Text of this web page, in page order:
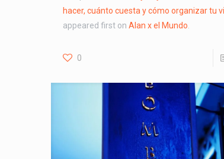
hacer, cuánto cuesta y cómo organizar tu
appeared first on Alan x el Mundo
0